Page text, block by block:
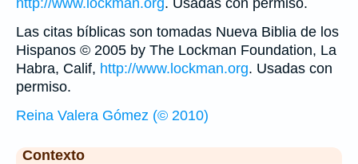
Las citas bíblicas son tomadas Nueva Biblia de los
Hispanos © 2005 by The Lockman Foundation, La
Habra, Calif, http://www.lockman.org. Usadas con
permiso.
Reina Valera Gómez (© 2010)
Contexto